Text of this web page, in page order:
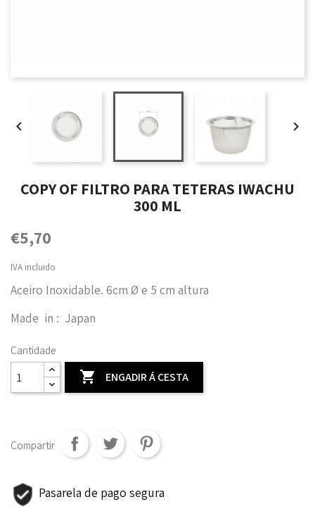
 
COPY OF FILTRO PARA TETERAS IWACHU
300 ML
€5,70
IVA incluido
Aceiro Inoxidable. 6cm Ø e 5 cm altura
Made in : Japan
Cantidade
 ENGADIR Á CESTA
Compartir
Pasarela de pago segura